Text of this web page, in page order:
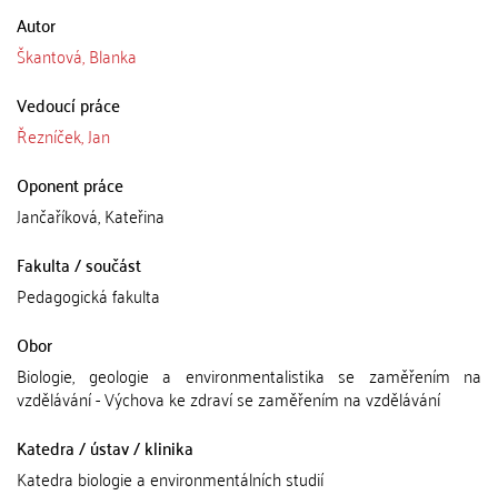
Autor
Škantová, Blanka
Vedoucí práce
Řezníček, Jan
Oponent práce
Jančaříková, Kateřina
Fakulta / součást
Pedagogická fakulta
Obor
Biologie, geologie a environmentalistika se zaměřením na
vzdělávání - Výchova ke zdraví se zaměřením na vzdělávání
Katedra / ústav / klinika
Katedra biologie a environmentálních studií